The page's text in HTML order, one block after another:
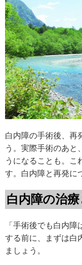
白内障の手術後、再
う。実際手術のあと
うになることも。こ
す。白内障と再発に
白内障の治
「手術後でも白内
する前に、まずは白
ましょう。